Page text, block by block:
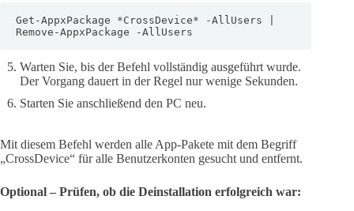
Get-AppxPackage *CrossDevice* -AllUsers |
Remove-AppxPackage -AllUsers
Warten Sie, bis der Befehl vollständig ausgeführt wurde.
Der Vorgang dauert in der Regel nur wenige Sekunden.
Starten Sie anschließend den PC neu.
Mit diesem Befehl werden alle App-Pakete mit dem Begriff
„CrossDevice“ für alle Benutzerkonten gesucht und entfernt.
Optional – Prüfen, ob die Deinstallation erfolgreich war: